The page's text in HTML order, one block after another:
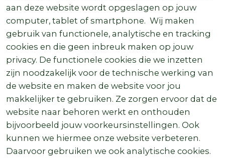
aan deze website wordt opgeslagen op jouw
computer, tablet of smartphone. Wij maken
gebruik van functionele, analytische en tracking
cookies en die geen inbreuk maken op jouw
privacy. De functionele cookies die we inzetten
zijn noodzakelijk voor de technische werking van
de website en maken de website voor jou
makkelijker te gebruiken. Ze zorgen ervoor dat de
website naar behoren werkt en onthouden
bijvoorbeeld jouw voorkeursinstellingen. Ook
kunnen we hiermee onze website verbeteren.
Daarvoor gebruiken we ook analytische cookies.